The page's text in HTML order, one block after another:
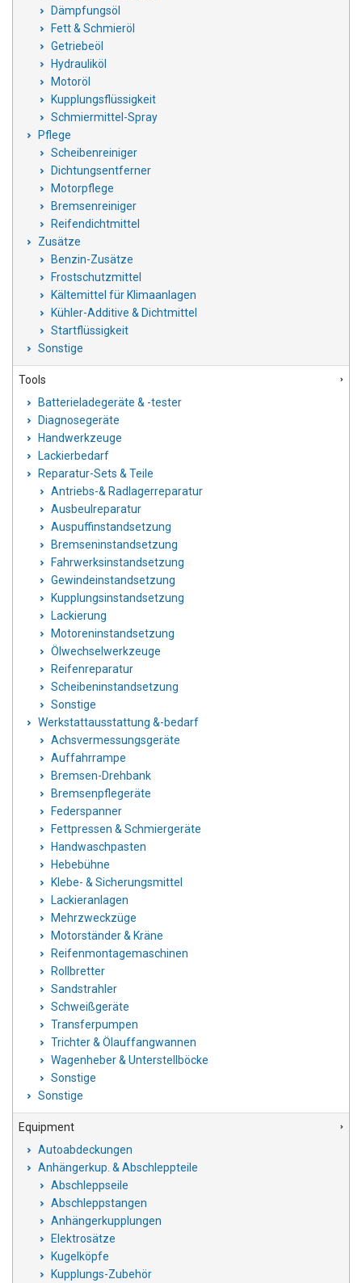
Dämpfungsöl
Fett & Schmieröl
Getriebeöl
Hydrauliköl
Motoröl
Kupplungsflüssigkeit
Schmiermittel-Spray
Pflege
Scheibenreiniger
Dichtungsentferner
Motorpflege
Bremsenreiniger
Reifendichtmittel
Zusätze
Benzin-Zusätze
Frostschutzmittel
Kältemittel für Klimaanlagen
Kühler-Additive & Dichtmittel
Startflüssigkeit
Sonstige
Tools
Batterieladegeräte & -tester
Diagnosegeräte
Handwerkzeuge
Lackierbedarf
Reparatur-Sets & Teile
Antriebs-& Radlagerreparatur
Ausbeulreparatur
Auspuffinstandsetzung
Bremseninstandsetzung
Fahrwerksinstandsetzung
Gewindeinstandsetzung
Kupplungsinstandsetzung
Lackierung
Motoreninstandsetzung
Ölwechselwerkzeuge
Reifenreparatur
Scheibeninstandsetzung
Sonstige
Werkstattausstattung &-bedarf
Achsvermessungsgeräte
Auffahrrampe
Bremsen-Drehbank
Bremsenpflegeräte
Federspanner
Fettpressen & Schmiergeräte
Handwaschpasten
Hebebühne
Klebe- & Sicherungsmittel
Lackieranlagen
Mehrzweckzüge
Motorständer & Kräne
Reifenmontagemaschinen
Rollbretter
Sandstrahler
Schweißgeräte
Transferpumpen
Trichter & Ölauffangwannen
Wagenheber & Unterstellböcke
Sonstige
Sonstige
Equipment
Autoabdeckungen
Anhängerkup. & Abschleppteile
Abschleppseile
Abschleppstangen
Anhängerkupplungen
Elektrosätze
Kugelköpfe
Kupplungs-Zubehör